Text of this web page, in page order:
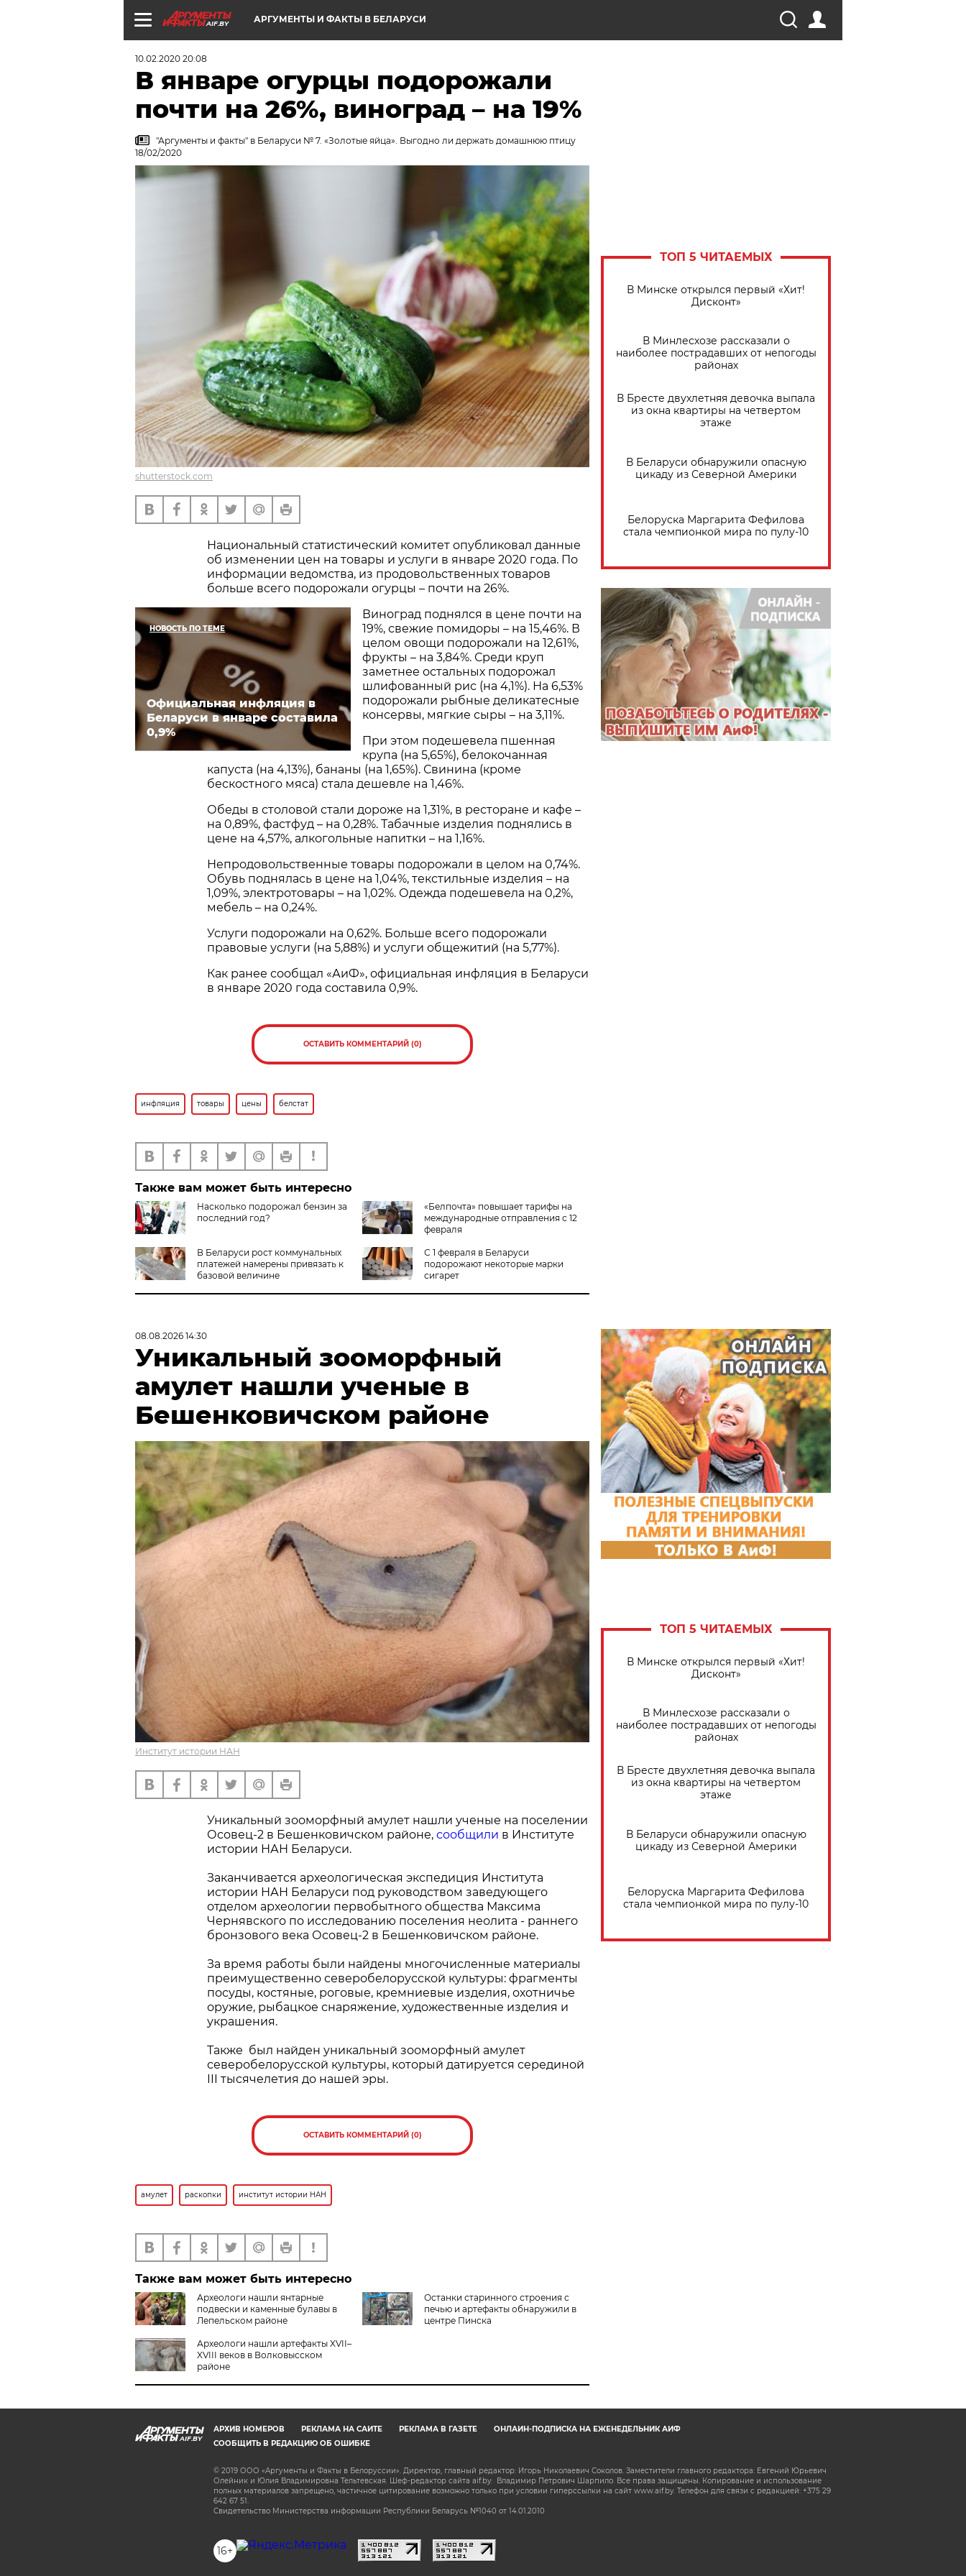
AIF.BY АРГУМЕНТЫ И ФАКТЫ В БЕЛАРУСИ
10.02.2020 20:08
В январе огурцы подорожали
почти на 26%, виноград – на 19%
"Аргументы и факты" в Беларуси № 7. «Золотые яйца». Выгодно ли держать домашнюю птицу
18/02/2020
shutterstock.com
Национальный статистический комитет опубликовал данные
об изменении цен на товары и услуги в январе 2020 года. По
информации ведомства, из продовольственных товаров
больше всего подорожали огурцы – почти на 26%.
НОВОСТЬ ПО ТЕМЕ
Официальная инфляция в
Беларуси в январе составила
0,9%
Виноград поднялся в цене почти на
19%, свежие помидоры – на 15,46%. В
целом овощи подорожали на 12,61%,
фрукты – на 3,84%. Среди круп
заметнее остальных подорожал
шлифованный рис (на 4,1%). На 6,53%
подорожали рыбные деликатесные
консервы, мягкие сыры – на 3,11%.
При этом подешевела пшенная
крупа (на 5,65%), белокочанная
капуста (на 4,13%), бананы (на 1,65%). Свинина (кроме
бескостного мяса) стала дешевле на 1,46%.
Обеды в столовой стали дороже на 1,31%, в ресторане и кафе –
на 0,89%, фастфуд – на 0,28%. Табачные изделия поднялись в
цене на 4,57%, алкогольные напитки – на 1,16%.
Непродовольственные товары подорожали в целом на 0,74%.
Обувь поднялась в цене на 1,04%, текстильные изделия – на
1,09%, электротовары – на 1,02%. Одежда подешевела на 0,2%,
мебель – на 0,24%.
Услуги подорожали на 0,62%. Больше всего подорожали
правовые услуги (на 5,88%) и услуги общежитий (на 5,77%).
Как ранее сообщал «АиФ», официальная инфляция в Беларуси
в январе 2020 года составила 0,9%.
ОСТАВИТЬ КОММЕНТАРИЙ (0)
инфляция товары цены белстат
Также вам может быть интересно
Насколько подорожал бензин за
последний год?
«Белпочта» повышает тарифы на
международные отправления с 12
февраля
В Беларуси рост коммунальных
платежей намерены привязать к
базовой величине
С 1 февраля в Беларуси
подорожают некоторые марки
сигарет
ТОП 5 ЧИТАЕМЫХ
В Минске открылся первый «Хит!
Дисконт»
В Минлесхозе рассказали о
наиболее пострадавших от непогоды
районах
В Бресте двухлетняя девочка выпала
из окна квартиры на четвертом
этаже
В Беларуси обнаружили опасную
цикаду из Северной Америки
Белоруска Маргарита Фефилова
стала чемпионкой мира по пулу-10
08.08.2026 14:30
Уникальный зооморфный
амулет нашли ученые в
Бешенковичском районе
Институт истории НАН
Уникальный зооморфный амулет нашли ученые на поселении
Осовец-2 в Бешенковичском районе, сообщили в Институте
истории НАН Беларуси.
Заканчивается археологическая экспедиция Института
истории НАН Беларуси под руководством заведующего
отделом археологии первобытного общества Максима
Чернявского по исследованию поселения неолита - раннего
бронзового века Осовец-2 в Бешенковичском районе.
За время работы были найдены многочисленные материалы
преимущественно северобелорусской культуры: фрагменты
посуды, костяные, роговые, кремниевые изделия, охотничье
оружие, рыбацкое снаряжение, художественные изделия и
украшения.
Также был найден уникальный зооморфный амулет
северобелорусской культуры, который датируется серединой
III тысячелетия до нашей эры.
ОСТАВИТЬ КОММЕНТАРИЙ (0)
амулет раскопки институт истории НАН
Также вам может быть интересно
Археологи нашли янтарные
подвески и каменные булавы в
Лепельском районе
Останки старинного строения с
печью и артефакты обнаружили в
центре Пинска
Археологи нашли артефакты XVII–
XVIII веков в Волковысском
районе
ТОП 5 ЧИТАЕМЫХ
В Минске открылся первый «Хит!
Дисконт»
В Минлесхозе рассказали о
наиболее пострадавших от непогоды
районах
В Бресте двухлетняя девочка выпала
из окна квартиры на четвертом
этаже
В Беларуси обнаружили опасную
цикаду из Северной Америки
Белоруска Маргарита Фефилова
стала чемпионкой мира по пулу-10
AIF.BY
АРХИВ НОМЕРОВ РЕКЛАМА НА САЙТЕ РЕКЛАМА В ГАЗЕТЕ
ОНЛАЙН-ПОДПИСКА НА ЕЖЕНЕДЕЛЬНИК АИФ
СООБЩИТЬ В РЕДАКЦИЮ ОБ ОШИБКЕ
© 2019 ООО «Аргументы и Факты в Белоруссии». Директор, главный редактор: Игорь Николаевич Соколов. Заместители главного редактора: Евгений Юрьевич
Олейник и Юлия Владимировна Тельтевская. Шеф-редактор сайта aif.by: Владимир Петрович Шарпило. Все права защищены. Копирование и использование
полных материалов запрещено, частичное цитирование возможно только при условии гиперссылки на сайт www.aif.by. Телефон для связи с редакцией: +375 29
642 67 51.
Свидетельство Министерства информации Республики Беларусь №1040 от 14.01.2010
16+